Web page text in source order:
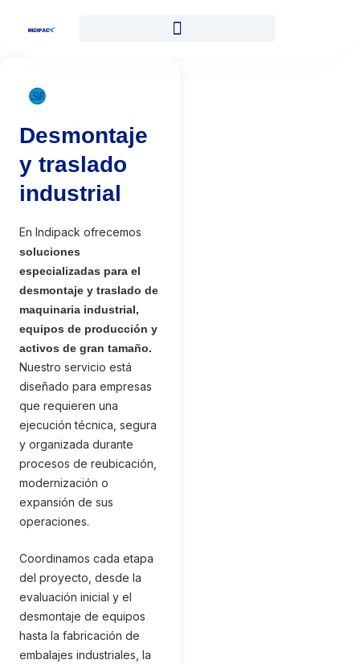
Desmontaje
y traslado
industrial
En Indipack ofrecemos
soluciones
especializadas para el
desmontaje y traslado de
maquinaria industrial,
equipos de producción y
activos de gran tamaño.
Nuestro servicio está
diseñado para empresas
que requieren una
ejecución técnica, segura
y organizada durante
procesos de reubicación,
modernización o
expansión de sus
operaciones.
Coordinamos cada etapa
del proyecto, desde la
evaluación inicial y el
desmontaje de equipos
hasta la fabricación de
embalajes industriales, la